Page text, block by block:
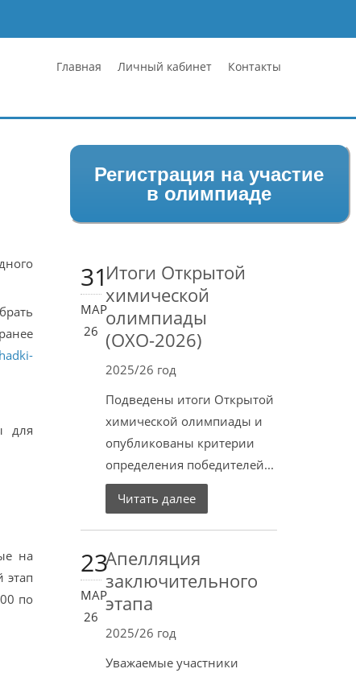
Главная Личный кабинет Контакты
для
на
этап
по
Регистрация на участие
в олимпиаде
31
МАР
26
Итоги Открытой
химической
олимпиады
(ОХО-2026)
2025/26 год
Подведены итоги Открытой
химической олимпиады и
опубликованы критерии
определения победителей...
Читать далее
23
МАР
26
Апелляция
заключительного
этапа
2025/26 год
Уважаемые участники